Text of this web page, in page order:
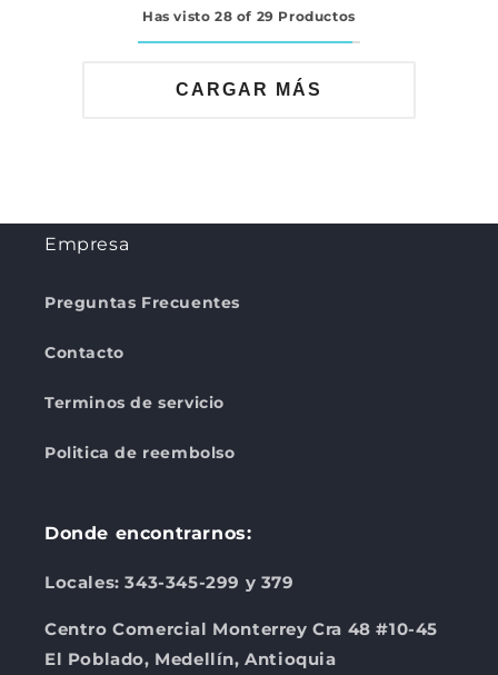
Has visto 28 of 29 Productos
CARGAR MÁS
Empresa
Preguntas Frecuentes
Contacto
Terminos de servicio
Politica de reembolso
Donde encontrarnos:
Locales: 343-345-299 y 379
Centro Comercial Monterrey Cra 48 #10-45
El Poblado, Medellín, Antioquia